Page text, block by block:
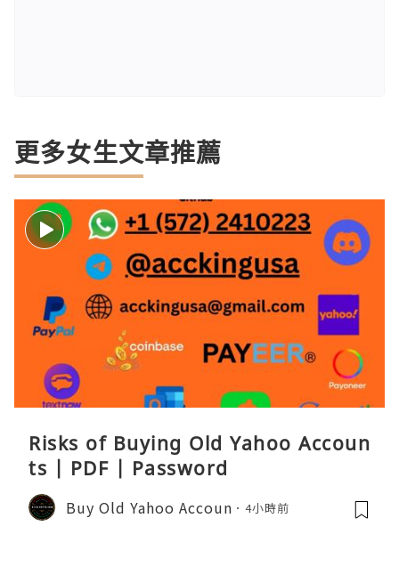
更多女生文章推薦
Risks of Buying Old Yahoo Accoun
ts | PDF | Password
Buy Old Yahoo Accoun 4小時前